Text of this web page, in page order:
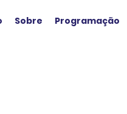
Sobre Programação